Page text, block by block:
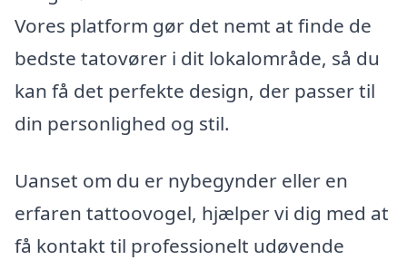
Vores platform gør det nemt at finde de
bedste tatovører i dit lokalområde, så du
kan få det perfekte design, der passer til
din personlighed og stil.
Uanset om du er nybegynder eller en
erfaren tattoovogel, hjælper vi dig med at
få kontakt til professionelt udøvende